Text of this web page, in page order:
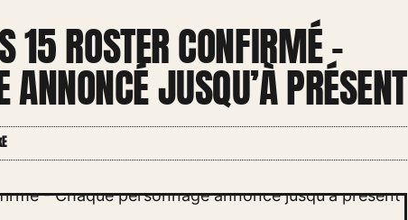
15 ROSTER CONFIRMÉ –
ANNONCÉ JUSQU’À PRÉSENT